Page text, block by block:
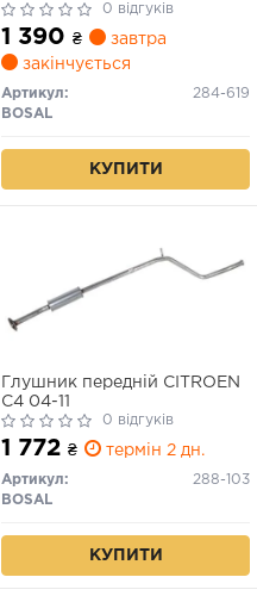
206 2.0i GT -16V (99-01)
(repair) (284-619) BOSAL
0 відгуків
1 390 ₴
завтра
закінчується
Артикул:
284-619
BOSAL
КУПИТИ
Глушник передній CITROEN
C4 04-11
0 відгуків
1 772 ₴ термін 2 дн.
Артикул:
288-103
BOSAL
КУПИТИ